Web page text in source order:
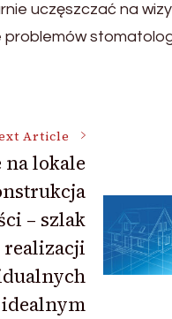
uczęszczać na
problemów
Article
na lokale
– szlak
realizacji